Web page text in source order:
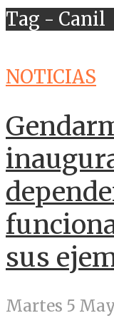
Tag - Canil
NOTICIAS
sus
Martes 5